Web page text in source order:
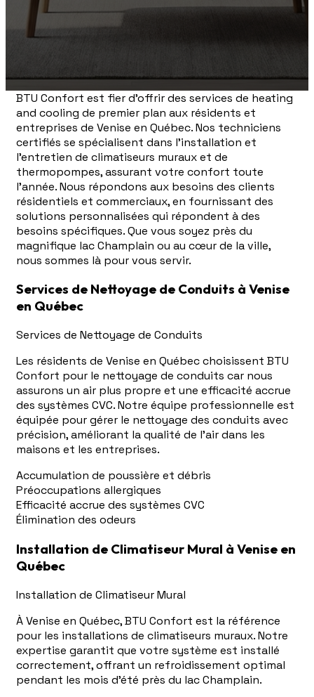
BTU Confort est fier d'offrir des services de heating
and cooling de premier plan aux résidents et
entreprises de Venise en Québec. Nos techniciens
certifiés se spécialisent dans l'installation et
l'entretien de climatiseurs muraux et de
thermopompes, assurant votre confort toute
l'année. Nous répondons aux besoins des clients
résidentiels et commerciaux, en fournissant des
solutions personnalisées qui répondent à des
besoins spécifiques. Que vous soyez près du
magnifique lac Champlain ou au cœur de la ville,
nous sommes là pour vous servir.
Services de Nettoyage de Conduits à Venise
en Québec
Services de Nettoyage de Conduits
Les résidents de Venise en Québec choisissent BTU
Confort pour le nettoyage de conduits car nous
assurons un air plus propre et une efficacité accrue
des systèmes CVC. Notre équipe professionnelle est
équipée pour gérer le nettoyage des conduits avec
précision, améliorant la qualité de l'air dans les
maisons et les entreprises.
Accumulation de poussière et débris
Préoccupations allergiques
Efficacité accrue des systèmes CVC
Élimination des odeurs
Installation de Climatiseur Mural à Venise en
Québec
Installation de Climatiseur Mural
À Venise en Québec, BTU Confort est la référence
pour les installations de climatiseurs muraux. Notre
expertise garantit que votre système est installé
correctement, offrant un refroidissement optimal
pendant les mois d'été près du lac Champlain.